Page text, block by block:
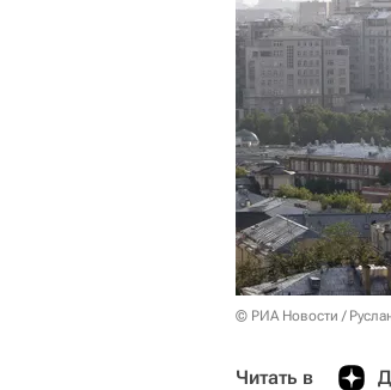
© РИА Новости /
Читать в